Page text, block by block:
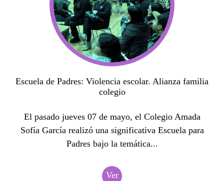
Escuela de Padres: Violencia escolar. Alianza familia
colegio
El pasado jueves 07 de mayo, el Colegio Amada
Sofía García realizó una significativa Escuela para
Padres bajo la temática...
Ver